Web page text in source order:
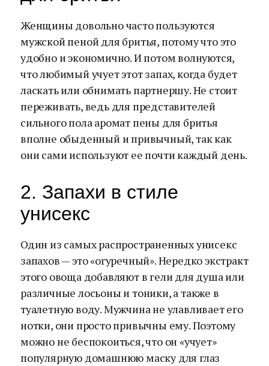
Женщины довольно часто пользуются
мужской пеной для бритья, потому что это
удобно и экономично. И потом волнуются,
что любимый учует этот запах, когда будет
ласкать или обнимать партнершу. Не стоит
переживать, ведь для представителей
сильного пола аромат пены для бритья
вполне обыденный и привычный, так как
они сами используют ее почти каждый день.
2. Запахи в стиле
унисекс
Один из самых распространенных унисекс
запахов — это «огуречный». Нередко экстракт
этого овоща добавляют в гели для душа или
различные лосьоны и тоники, а также в
туалетную воду. Мужчина не улавливает его
нотки, они просто привычны ему. Поэтому
можно не беспокоиться, что он «учует»
популярную домашнюю маску для глаз